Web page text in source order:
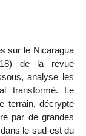
sur le Nicaragua
de la revue
analyse les
transformé. Le
terrain, décrypte
par de grandes
le sud-est du